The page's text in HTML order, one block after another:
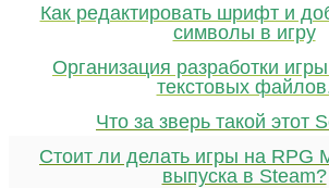
Как редактировать шрифт и
символы в игру
Организация разработки
текстовых
Что за зверь такой этот
Стоит ли делать игры на RPG
выпуска в Steam?